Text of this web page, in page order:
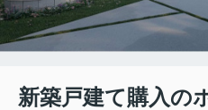
新築戸建て購入の